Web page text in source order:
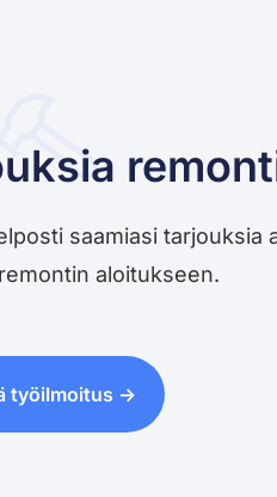
saamiasi tarjouksia
aloitukseen.
työilmoitus ->